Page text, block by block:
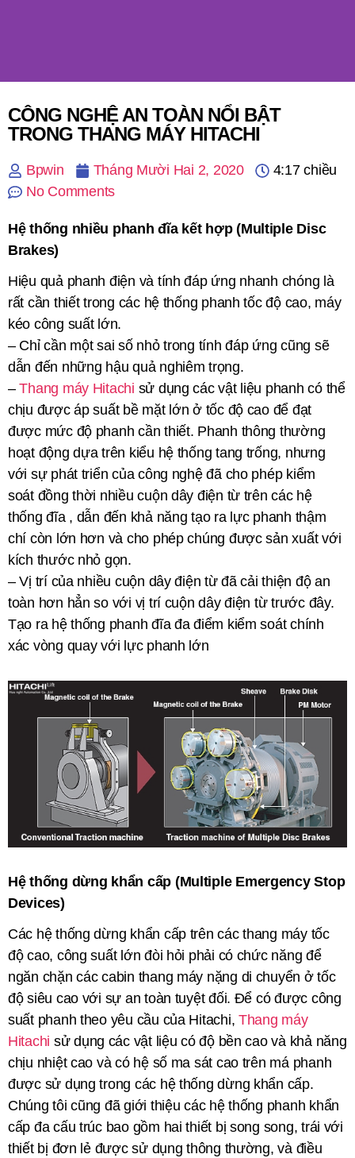
CÔNG NGHỆ AN TOÀN NỔI BẬT
TRONG THANG MÁY HITACHI
Bpwin Tháng Mười Hai 2, 2020
4:17 chiều
No Comments
Hệ thống nhiều phanh đĩa kết hợp (Multiple Disc
Brakes)
Hiệu quả phanh điện và tính đáp ứng nhanh chóng là
rất cần thiết trong các hệ thống phanh tốc độ cao, máy
kéo công suất lớn.
– Chỉ cần một sai số nhỏ trong tính đáp ứng cũng sẽ
dẫn đến những hậu quả nghiêm trọng.
–Thang máy Hitachi sử dụng các vật liệu phanh có thể
chịu được áp suất bề mặt lớn ở tốc độ cao để đạt
được mức độ phanh cần thiết. Phanh thông thường
hoạt động dựa trên kiểu hệ thống tang trống, nhưng
với sự phát triển của công nghệ đã cho phép kiểm
soát đồng thời nhiều cuộn dây điện từ trên các hệ
thống đĩa , dẫn đến khả năng tạo ra lực phanh thậm
chí còn lớn hơn và cho phép chúng được sản xuất với
kích thước nhỏ gọn.
– Vị trí của nhiều cuộn dây điện từ đã cải thiện độ an
toàn hơn hẳn so với vị trí cuộn dây điện từ trước đây.
Tạo ra hệ thống phanh đĩa đa điểm kiểm soát chính
xác vòng quay với lực phanh lớn
Hệ thống dừng khẩn cấp (Multiple Emergency Stop
Devices)
Các hệ thống dừng khẩn cấp trên các thang máy tốc
độ cao, công suất lớn đòi hỏi phải có chức năng để
ngăn chặn các cabin thang máy nặng di chuyển ở tốc
độ siêu cao với sự an toàn tuyệt đối. Để có được công
suất phanh theo yêu cầu của Hitachi,Thang máy
Hitachi sử dụng các vật liệu có độ bền cao và khả năng
chịu nhiệt cao và có hệ số ma sát cao trên má phanh
được sử dụng trong các hệ thống dừng khẩn cấp.
Chúng tôi cũng đã giới thiệu các hệ thống phanh khẩn
cấp đa cấu trúc bao gồm hai thiết bị song song, trái với
thiết bị đơn lẻ được sử dụng thông thường, và điều